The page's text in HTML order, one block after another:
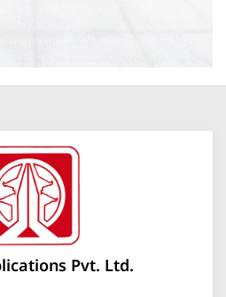
Pvt. Ltd.